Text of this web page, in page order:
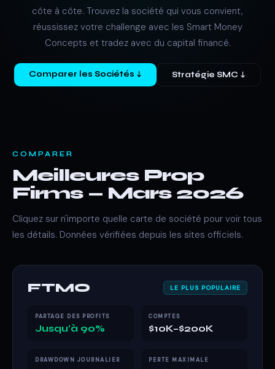
côte à côte. Trouvez la société qui vous convient,
réussissez votre challenge avec les Smart Money
Concepts et tradez avec du capital financé.
Comparer les Sociétés ↓ Stratégie SMC ↓
COMPARER
Meilleures Prop
Firms — Mars 2026
Cliquez sur n'importe quelle carte de société pour voir tous
les détails. Données vérifiées depuis les sites officiels.
FTMO LE PLUS POPULAIRE
PARTAGE DES PROFITS
Jusqu'à 90%
COMPTES
$10K–$200K
DRAWDOWN JOURNALIER PERTE MAXIMALE